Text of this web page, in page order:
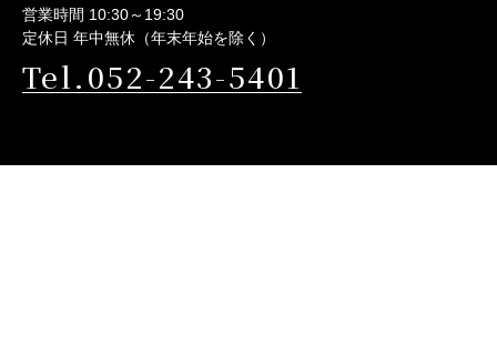
営業時間 10:30～19:30
定休日 年中無休（年末年始を除く）
Tel.052-243-5401